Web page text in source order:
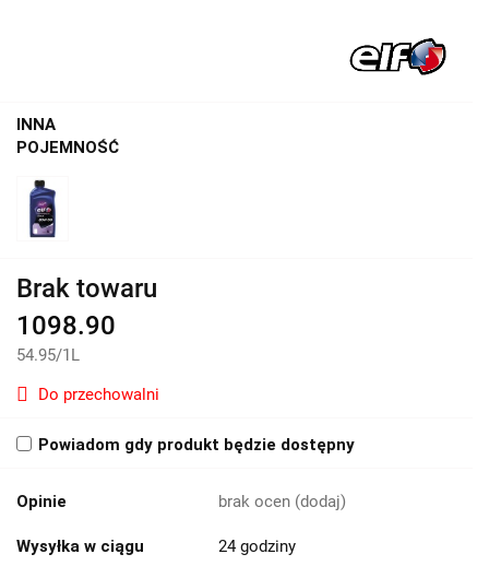
INNA
POJEMNOŚĆ
Brak towaru
1098.90
54.95/1L
Do przechowalni
Powiadom gdy produkt będzie dostępny
Opinie brak ocen (dodaj)
Wysyłka w ciągu 24 godziny